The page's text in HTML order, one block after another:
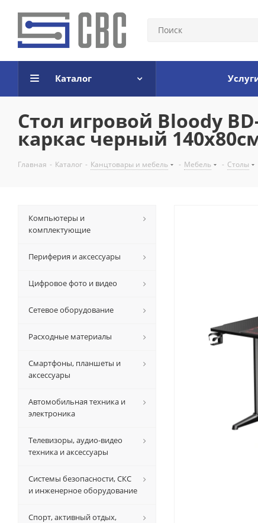
Каталог
Стол игровой Bloody
каркас черный
Главная - Каталог - Канцтовары и мебель - Мебель - Столы
Компьютеры и
комплектующие
Периферия и аксессуары
Цифровое фото и видео
Сетевое оборудование
Расходные материалы
Смартфоны, планшеты и
аксессуары
Автомобильная техника и
электроника
Телевизоры, аудио-видео
техника и аксессуары
Системы безопасности, СКС
и инженерное оборудование
Спорт, активный отдых,